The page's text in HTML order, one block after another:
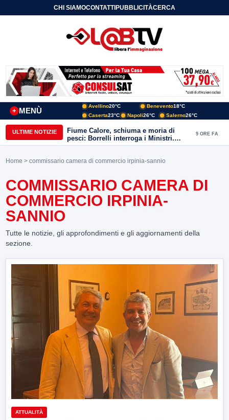
CHI SIAMOCONTATTIPUBBLICITÀCERCA
MENÙ
+
Avellino20°C Benevento18°C
Caserta23°C Napoli26°C Salerno26°C
ULTIME NOTIZIE
Fiume Calore, schiuma e moria di
pesci: Borrelli interroga i Ministri.
“Benevento paga l’assenza del
9 ORE FA
Home > commissario camera di commercio irpinia-sannio
COMMISSARIO CAMERA DI
COMMERCIO IRPINIA-
SANNIO
Tutte le notizie, gli approfondimenti e gli aggiornamenti della
sezione.
ATTUALITÀ